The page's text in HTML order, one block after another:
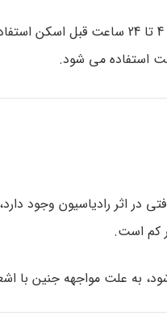
در اثر رادیاسیون وجود
کم است.
شود، به علت مواجهه جنین